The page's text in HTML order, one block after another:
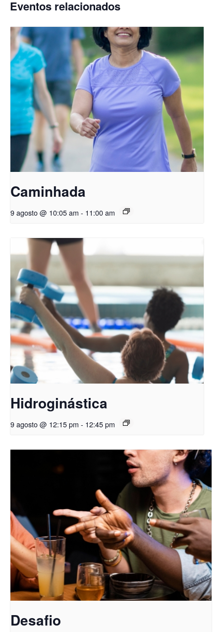
Eventos relacionados
Caminhada
9 agosto @ 10:05 am - 11:00 am
Hidroginástica
9 agosto @ 12:15 pm - 12:45 pm
Desafio